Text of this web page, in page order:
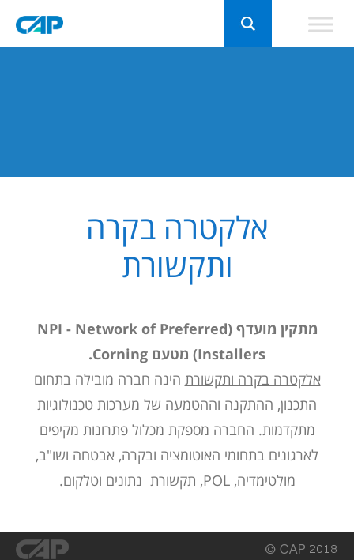
אלקטרה בקרה
ותקשורת
מתקין מועדף (NPI - Network of Preferred
Installers) מטעם
Corning
.
אלקטרה בקרה ותקשורת הינה חברה מובילה בתחום
התכנון, ההתקנה וההטמעה של מערכות טכנולוגיות
מתקדמות. החברה מספקת מכלול פתרונות מקיפים
לארגונים בתחומי האוטומציה ובקרה, אבטחה ושו"ב,
מולטימדיה, POL, תקשורת נתונים וטלקום.